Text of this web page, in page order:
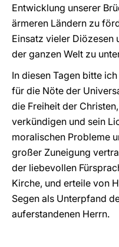
Entwicklung unserer
ärmeren Ländern zu
Einsatz vieler Diözesen
der ganzen Welt zu
In diesen Tagen bitte
für die Nöte der
die Freiheit der
verkündigen und sein
moralischen Probleme
großer Zuneigung
der liebevollen
Kirche, und erteile von
Segen als Unterpfand
auferstandenen Herrn.